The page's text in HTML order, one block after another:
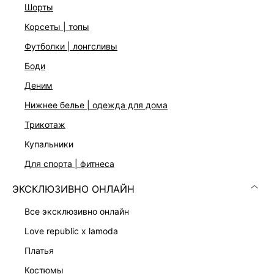
шорты
корсеты | топы
футболки | лонгсливы
боди
деним
нижнее белье | одежда для дома
трикотаж
купальники
для спорта | фитнеса
ЭКСКЛЮЗИВНО ОНЛАЙН
все эксклюзивно онлайн
love republic x lamoda
платья
костюмы
Скачать
КАТАЛОГ
КЛИЕНТАМ
ЛИЧНЫЙ КАБИНЕТ